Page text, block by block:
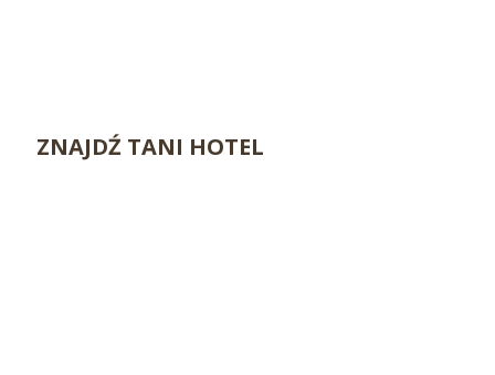
ZNAJDŹ TANI HOTEL